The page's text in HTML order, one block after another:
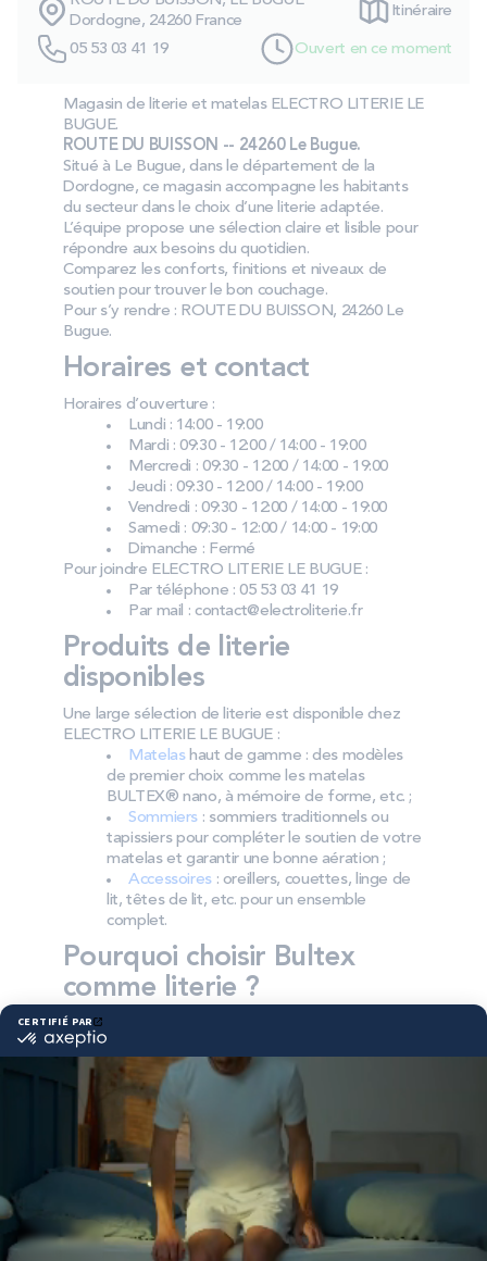
PROMOS
Nos engagements
Storelocator
ContactMon compte
Dordogne, 24260 France
Itinéraire
05 53 03 41 19 Ouvert en ce moment
Magasin de literie et matelas ELECTRO LITERIE LE
BUGUE.
ROUTE DU BUISSON -- 24260 Le Bugue.
Situé à Le Bugue, dans le département de la
Dordogne, ce magasin accompagne les habitants
du secteur dans le choix d’une literie adaptée.
L’équipe propose une sélection claire et lisible pour
répondre aux besoins du quotidien.
Comparez les conforts, finitions et niveaux de
soutien pour trouver le bon couchage.
Pour s’y rendre : ROUTE DU BUISSON, 24260 Le
Bugue.
Horaires et contact
Horaires d’ouverture :
Lundi : 14:00 - 19:00
Mardi : 09:30 - 12:00 / 14:00 - 19:00
Mercredi : 09:30 - 12:00 / 14:00 - 19:00
Jeudi : 09:30 - 12:00 / 14:00 - 19:00
Vendredi : 09:30 - 12:00 / 14:00 - 19:00
Samedi : 09:30 - 12:00 / 14:00 - 19:00
Dimanche : Fermé
Pour joindre ELECTRO LITERIE LE BUGUE :
Par téléphone : 05 53 03 41 19
Par mail : contact@electroliterie.fr
Produits de literie
disponibles
Une large sélection de literie est disponible chez
ELECTRO LITERIE LE BUGUE :
Matelashaut de gamme : des modèles
de premier choix comme les matelas
BULTEX® nano, à mémoire de forme, etc. ;
Sommiers : sommiers traditionnels ou
tapissiers pour compléter le soutien de votre
matelas et garantir une bonne aération ;
Accessoires: oreillers, couettes, linge de
lit, têtes de lit, etc. pour un ensemble
complet.
Pourquoi choisir Bultex
comme literie ?
Bultex est l’une des marques de literie les plus
détenues par les Français* et s’appuie sur un
savoir‑faire reconnu. La marque conçoit des
matelas pensés pour durer, avec un confort
constant nuit après nuit.
La gamme offre plusieurs niveaux de fermeté
pour s’adapter à chaque morphologie et
préférence de confort. En associant le bon
sommier au matelas, vous optimisez le soutien et
la stabilité de l’ensemble.
Pour la chambre parentale, celle des enfants ou
une chambre d’amis, vous pouvez équiper toute la